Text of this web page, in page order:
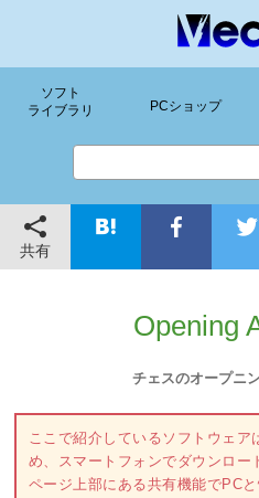
ソフト
ライブラリ
PCショップ
共有
Opening
チェスのオープニ
ここで紹介しているソフトウェア
め、スマートフォンでダウンロー
ページ上部にある共有機能でPC